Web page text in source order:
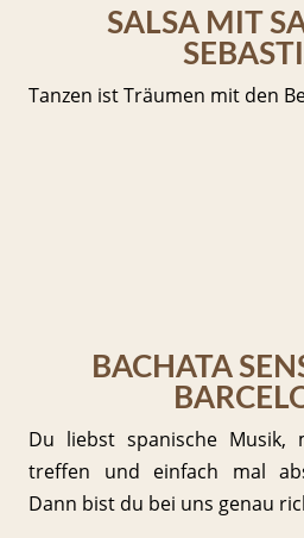
SALSA MIT
Tanzen ist Träumen mit den
BACHATA
Du liebst spanische Musik,
treffen und einfach mal
Dann bist du bei uns genau